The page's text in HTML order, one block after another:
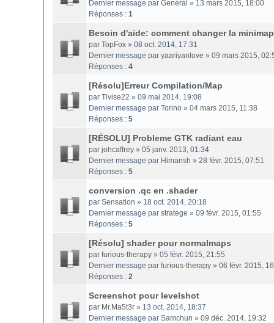
Dernier message par General » 13 mars 2015, 18:00
Réponses : 1
Besoin d'aide: comment changer la
par TopFox » 08 oct. 2014, 17:31
Dernier message par yaariyanlove » 09 mars 2015,
Réponses : 4
[Résolu]Erreur Compilation/Map
par Tivise22 » 09 mai 2014, 19:08
Dernier message par Torino » 04 mars 2015, 11:38
Réponses : 5
[RÉSOLU] Probleme GTK radiant eau
par johcaffrey » 05 janv. 2013, 01:34
Dernier message par Himansh » 28 févr. 2015, 07:51
Réponses : 5
conversion .qc en .shader
par Sensation » 18 oct. 2014, 20:18
Dernier message par stratege » 09 févr. 2015, 01:55
Réponses : 5
[Résolu] shader pour normalmaps
par furious-therapy » 05 févr. 2015, 21:55
Dernier message par furious-therapy » 06 févr. 2015,
Réponses : 2
Screenshot pour levelshot
par Mr.Ma5t3r » 13 oct. 2014, 18:37
Dernier message par Samchun » 09 déc. 2014, 19:32